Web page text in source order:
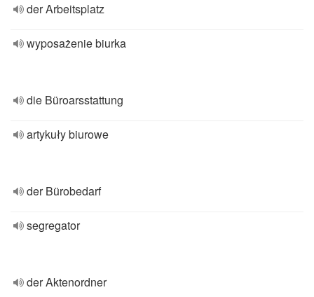
der Arbeitsplatz
wyposażenie biurka
die Büroarsstattung
artykuły biurowe
der Bürobedarf
segregator
der Aktenordner